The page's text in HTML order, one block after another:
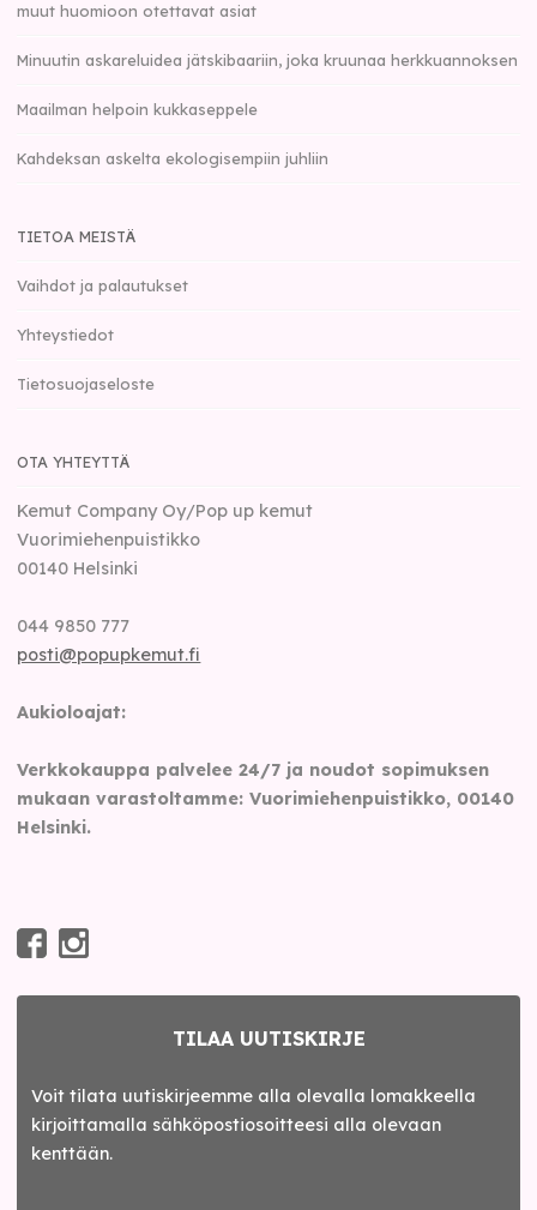
muut huomioon otettavat asiat
Minuutin askareluidea jätskibaariin, joka kruunaa herkkuannoksen
Maailman helpoin kukkaseppele
Kahdeksan askelta ekologisempiin juhliin
TIETOA MEISTÄ
Vaihdot ja palautukset
Yhteystiedot
Tietosuojaseloste
OTA YHTEYTTÄ
Kemut Company Oy/Pop up kemut
Vuorimiehenpuistikko
00140 Helsinki
044 9850 777
posti@popupkemut.fi
Aukioloajat:
Verkkokauppa palvelee 24/7 ja noudot sopimuksen
mukaan varastoltamme: Vuorimiehenpuistikko, 00140
Helsinki.
TILAA UUTISKIRJE
Voit tilata uutiskirjeemme alla olevalla lomakkeella
kirjoittamalla sähköpostiosoitteesi alla olevaan
kenttään.